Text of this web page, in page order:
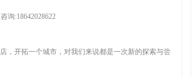
询:18642028622
，开拓一个城市，对我们来说都是一次新的探索与尝